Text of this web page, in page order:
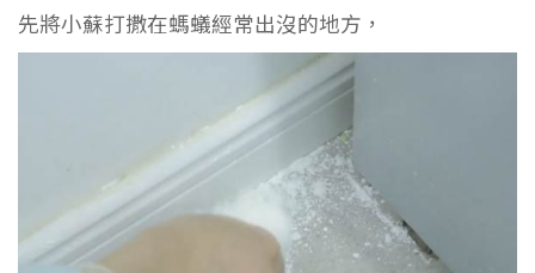
先將小蘇打撒在螞蟻經常出沒的地方，